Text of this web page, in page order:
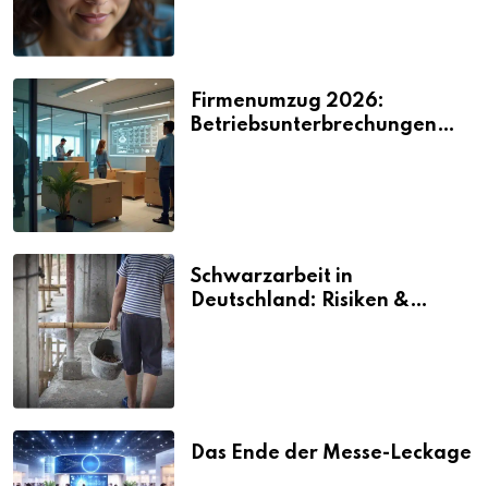
Firmenumzug 2026:
Betriebsunterbrechungen
Schwarzarbeit in
Deutschland: Risiken &
Das Ende der Messe-Leckage